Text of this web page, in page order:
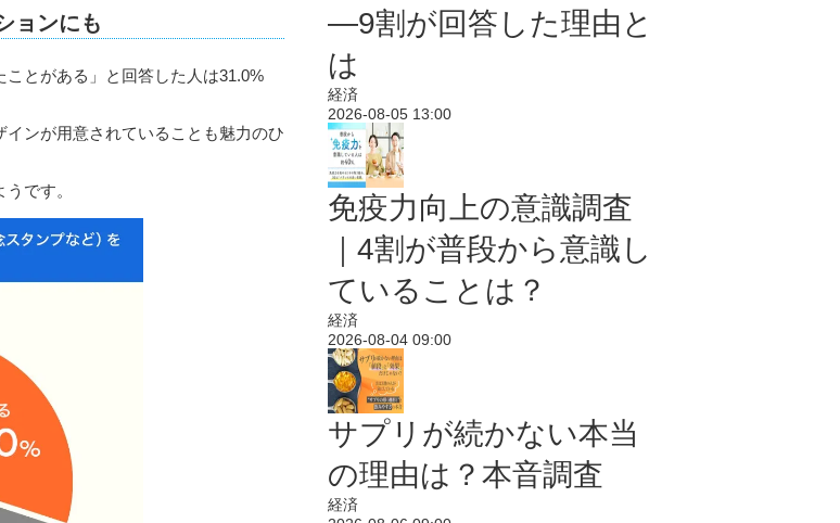
ョンにも
とがある」と回答した人は31.0%
ンが用意されていることも魅力のひ
です。
―9割が回答した理由と
は
経済
2026-08-05 13:00
免疫力向上の意識調査
｜4割が普段から意識し
ていることは？
経済
2026-08-04 09:00
サプリが続かない本当
の理由は？本音調査
経済